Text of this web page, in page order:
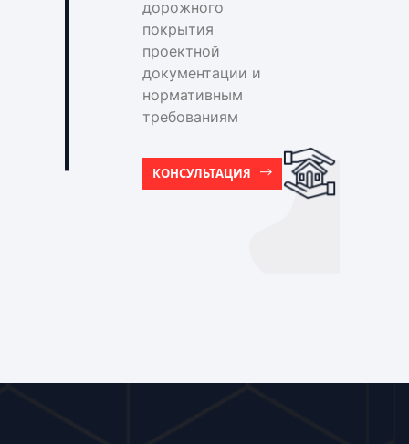
дорожного
покрытия
проектной
документации и
нормативным
требованиям
КОНСУЛЬТАЦИЯ